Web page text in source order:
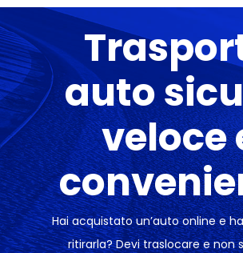
auto
veloce
Hai acquistato un’auto online e
ritirarla? Devi traslocare e non